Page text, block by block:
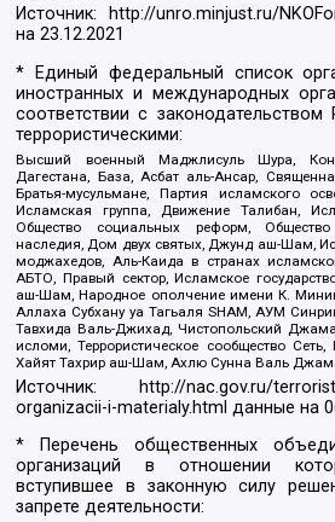
Источник: http://unro.minjust.ru/
на23.12.2021
* Единый федеральный список
иностранных и международных
соответствии с
террористическими:
Высший военный Маджлисуль Шура,
Дагестана, База, Асбат аль-Ансар,
Братья-мусульмане, Партия исламского
Исламская группа, Движение Талибан,
Общество социальных реформ,
наследия, Дом двух святых, Джунд аш-Шам,
моджахедов, Аль-Каида в странах
АБТО, Правый сектор, Исламское
аш-Шам, Народное ополчение имени К.
Аллаха Субхану уа Тагьаля SHAM, АУМ
Тавхида Валь-Джихад, Чистопольский
исломи, Террористическое сообщество
Хайят Тахрир аш-Шам, Ахлю Сунна Валь
Источник:
http://nac.gov.ru/
organizacii-i-materialy.html данные на
* Перечень общественных
организаций в отношении
вступившее в законную силу
запрете деятельности: